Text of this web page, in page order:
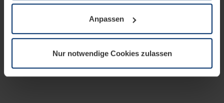
wenn diese für den Betrieb dieser Seite unbedingt
notwendig sind. Für alle anderen Cookie-Typen benötigen
wir Ihre Erlaubnis. Ihre Einwilligung können Sie jederzeit
Datenschutzerklärungunserer Website ändern oder
widerrufen.
Anpassen
Nur notwendige Cookies zulassen